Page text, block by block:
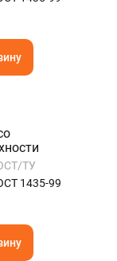
ТУ
1435-99